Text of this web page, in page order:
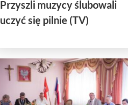
Przyszli muzycy ślubowali
uczyć się pilnie (TV)